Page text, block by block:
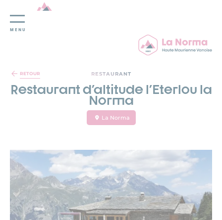
Panneau de gestion des cookies
MENU
RETOUR RESTAURANT
Restaurant d'altitude l'Eterlou la
Norma
La Norma